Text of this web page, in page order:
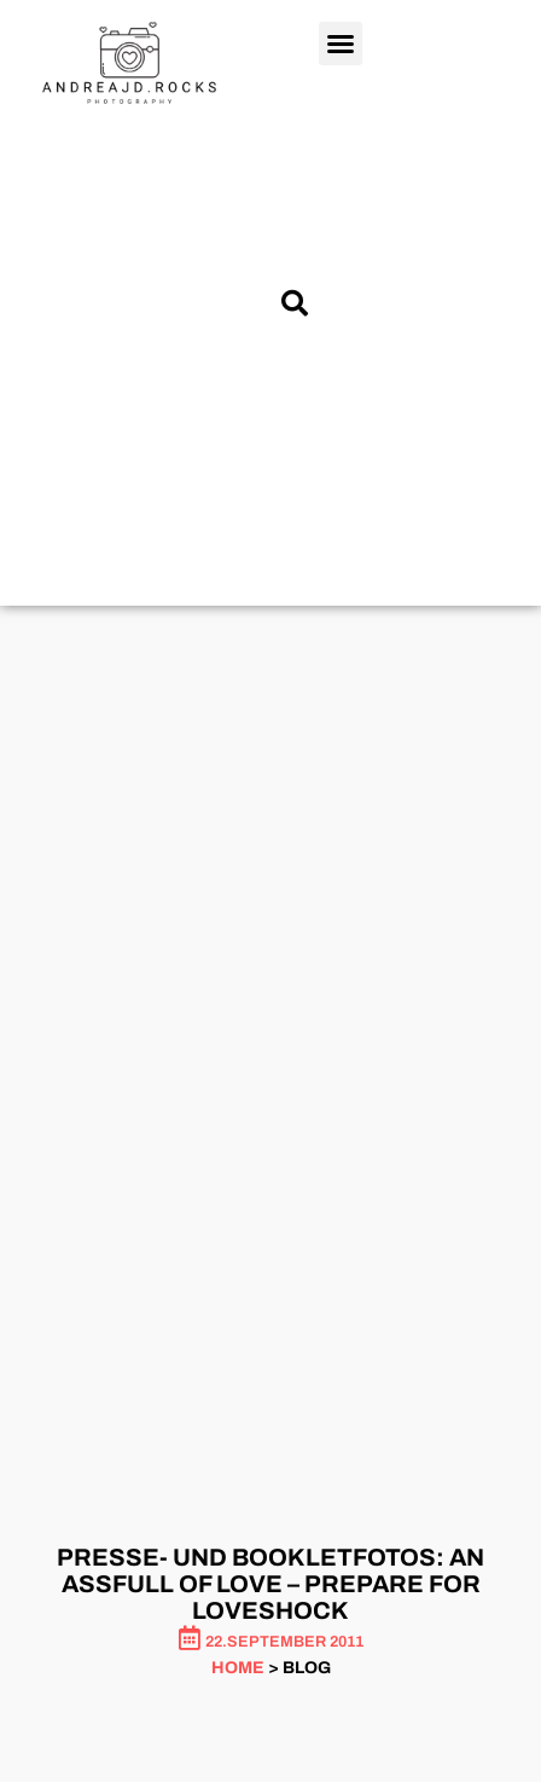
PRESSE- UND BOOKLETFOTOS: AN
ASSFULL OF LOVE – PREPARE FOR
LOVESHOCK
22.SEPTEMBER 2011
HOME > BLOG